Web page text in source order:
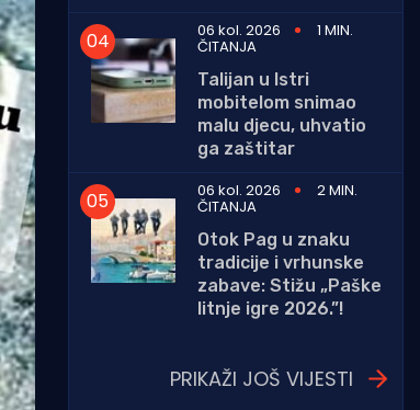
06 kol. 2026
1 MIN.
ČITANJA
Talijan u Istri
mobitelom snimao
malu djecu, uhvatio
ga zaštitar
06 kol. 2026
2 MIN.
ČITANJA
Otok Pag u znaku
tradicije i vrhunske
zabave: Stižu „Paške
litnje igre 2026.”!
PRIKAŽI JOŠ VIJESTI